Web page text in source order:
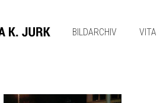
BILDARCHIV VITA